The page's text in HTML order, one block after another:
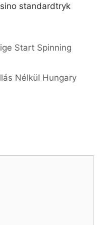
standardtryk
Start Spinning
Nélkül Hungary